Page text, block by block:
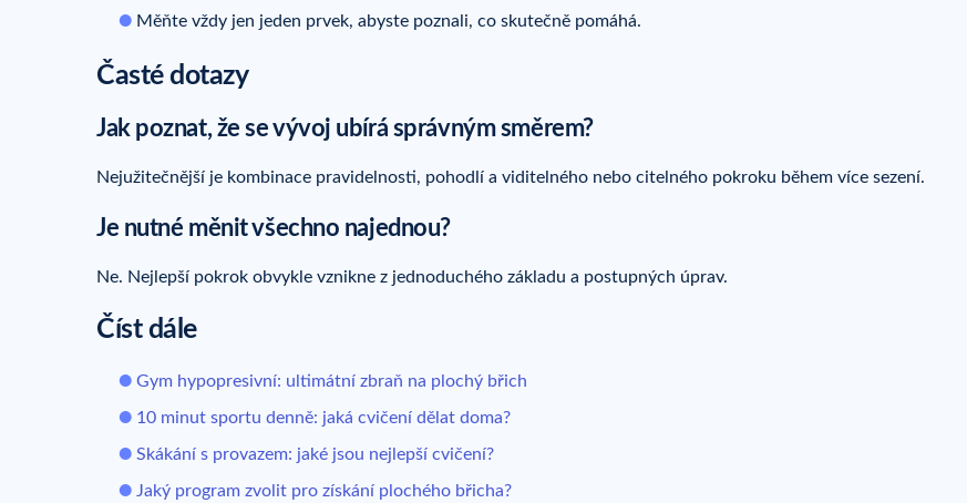
Měňte vždy jen jeden prvek, abyste poznali, co skutečně pomáhá.
Časté dotazy
Jak poznat, že se vývoj ubírá správným směrem?
Nejužitečnější je kombinace pravidelnosti, pohodlí a viditelného nebo citelného pokroku během více sezení.
Je nutné měnit všechno najednou?
Ne. Nejlepší pokrok obvykle vznikne z jednoduchého základu a postupných úprav.
Číst dále
Gym hypopresivní: ultimátní zbraň na plochý břich
10 minut sportu denně: jaká cvičení dělat doma?
Skákání s provazem: jaké jsou nejlepší cvičení?
Jaký program zvolit pro získání plochého břicha?